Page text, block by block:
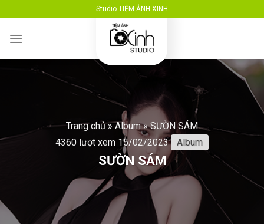
to
content
Studio TIỆM ẢNH XINH
Trang chủ»Album»SƯỜN SÁM
4360 lượt xem 15/02/2023 Album
SƯỜN SÁM